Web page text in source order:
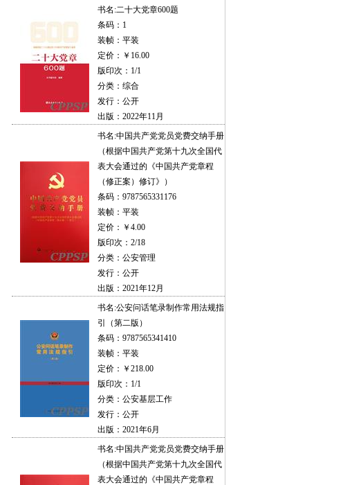
书名:二十大党章600题
条码：1
装帧：平装
定价：￥16.00
版印次：1/1
分类：综合
发行：公开
出版：2022年11月
书名:中国共产党党员党费交纳手册
（根据中国共产党第十九次全国代
表大会通过的《中国共产党章程
（修正案）修订》）
条码：9787565331176
装帧：平装
定价：￥4.00
版印次：2/18
分类：公安管理
发行：公开
出版：2021年12月
书名:公安问话笔录制作常用法规指
引（第二版）
条码：9787565341410
装帧：平装
定价：￥218.00
版印次：1/1
分类：公安基层工作
发行：公开
出版：2021年6月
书名:中国共产党党员党费交纳手册
（根据中国共产党第十九次全国代
表大会通过的《中国共产党章程